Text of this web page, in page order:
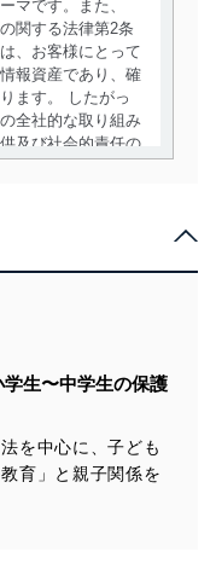
マです。また、
関する法律第2条
、お客様にとって
報資産であり、確
ます。 したがっ
全社的な取り組み
及び社会的責任の
うえで利用目的の
手段によって取
社が保有している
、第三者への提
を徹底してまいり
めに、適切な管理
生〜中学生の保護
を中心に、子ども
育」と親子関係を